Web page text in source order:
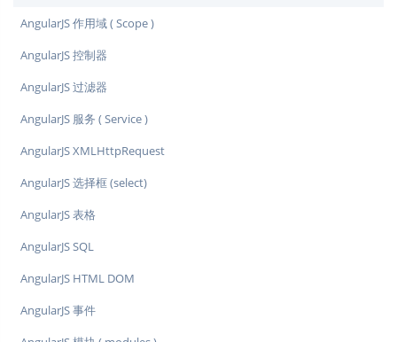
AngularJS 作用域 ( Scope )
AngularJS 控制器
AngularJS 过滤器
AngularJS 服务 ( Service )
AngularJS XMLHttpRequest
AngularJS 选择框 (select)
AngularJS 表格
AngularJS SQL
AngularJS HTML DOM
AngularJS 事件